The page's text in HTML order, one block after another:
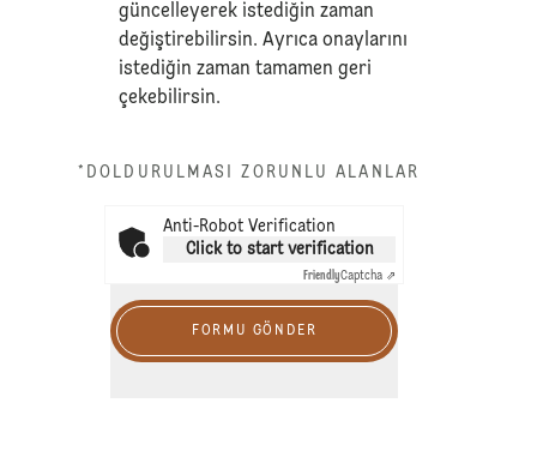
güncelleyerek istediğin zaman
değiştirebilirsin. Ayrıca onaylarını
istediğin zaman tamamen geri
çekebilirsin.
*DOLDURULMASI ZORUNLU ALANLAR
Anti-Robot Verification
Click to start verification
FriendlyCaptcha ⇗
FORMU GÖNDER